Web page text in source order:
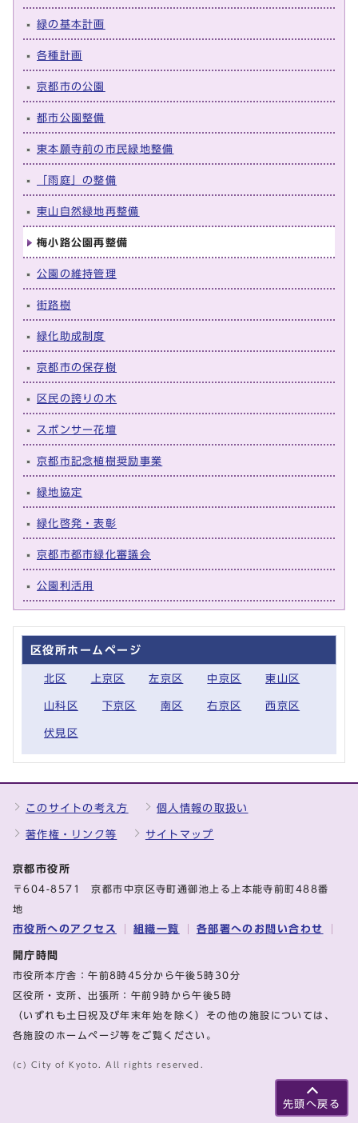
緑の基本計画
各種計画
京都市の公園
都市公園整備
東本願寺前の市民緑地整備
「雨庭」の整備
東山自然緑地再整備
梅小路公園再整備
公園の維持管理
街路樹
緑化助成制度
京都市の保存樹
区民の誇りの木
スポンサー花壇
京都市記念植樹奨励事業
緑地協定
緑化啓発・表彰
京都市都市緑化審議会
公園利活用
区役所ホームページ
北区 上京区 左京区 中京区 東山区
山科区 下京区 南区 右京区 西京区
伏見区
先頭へ戻る
このサイトの考え方 個人情報の取扱い
著作権・リンク等 サイトマップ
京都市役所
〒604-8571 京都市中京区寺町通御池上る上本能寺前町488番
地
市役所へのアクセス 組織一覧 各部署へのお問い合わせ
開庁時間
市役所本庁舎：午前8時45分から午後5時30分
区役所・支所、出張所：午前9時から午後5時
（いずれも土日祝及び年末年始を除く）その他の施設については、
各施設のホームページ等をご覧ください。
(c) City of Kyoto. All rights reserved.